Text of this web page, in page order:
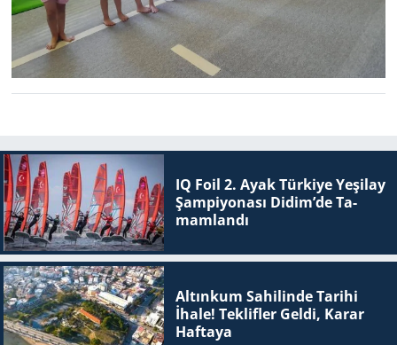
IQ Foil 2. Ayak Tür­ki­ye Ye­şi­lay
Şam­pi­yo­na­sı Didim’de Ta­
mam­lan­dı
Altınkum Sahilinde Tarihi
İhale! Teklifler Geldi, Karar
Haftaya